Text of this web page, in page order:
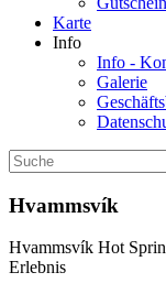
Karte
Info
Info -
Galerie
Hvammsvík
Hvammsvík Hot
Erlebnis